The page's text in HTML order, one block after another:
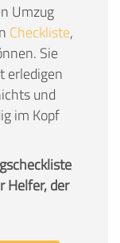
Umzug
Checkliste,
Sie
erledigen
und
im Kopf
Helfer, der